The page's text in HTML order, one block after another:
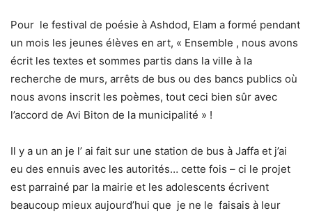
Pour le festival de poésie à Ashdod, Elam a formé pendant
un mois les jeunes élèves en art, « Ensemble , nous avons
écrit les textes et sommes partis dans la ville à la
recherche de murs, arrêts de bus ou des bancs publics où
nous avons inscrit les poèmes, tout ceci bien sûr avec
l’accord de Avi Biton de la municipalité » !
Il y a un an je l’ ai fait sur une station de bus à Jaffa et j’ai
eu des ennuis avec les autorités… cette fois – ci le projet
est parrainé par la mairie et les adolescents écrivent
beaucoup mieux aujourd’hui que je ne le faisais à leur